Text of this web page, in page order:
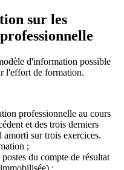
sur les
d'information possible
l'effort de formation.
professionnelle au cours
et des trois derniers
sur trois exercices.
;
du compte de résultat